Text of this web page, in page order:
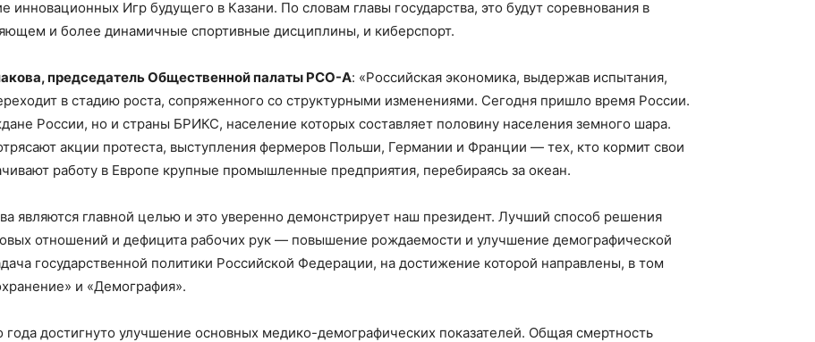
инновационных Игр будущего в Казани. По словам главы государства, это будут соревнования в
и более динамичные спортивные дисциплины, и киберспорт.
председатель Общественной палаты РСО-А: «Российская экономика, выдержав испытания,
в стадию роста, сопряженного со структурными изменениями. Сегодня пришло время России.
России, но и страны БРИКС, население которых составляет половину населения земного шара.
акции протеста, выступления фермеров Польши, Германии и Франции — тех, кто кормит свои
работу в Европе крупные промышленные предприятия, перебираясь за океан.
являются главной целью и это уверенно демонстрирует наш президент. Лучший способ решения
отношений и дефицита рабочих рук — повышение рождаемости и улучшение демографической
государственной политики Российской Федерации, на достижение которой направлены, в том
и «Демография».
достигнуто улучшение основных медико-демографических показателей. Общая смертность